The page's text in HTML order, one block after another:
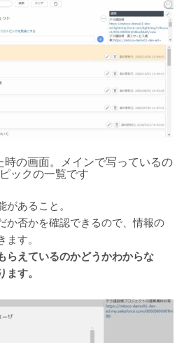
時の画面。メインで写っているの
ックの一覧です
があること。
か否かを確認できるので、情報の
ます。
らえているのかどうかわからな
ます。